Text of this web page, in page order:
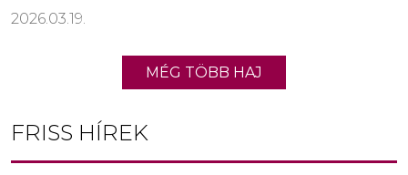
2026.03.19.
MÉG TÖBB HAJ
FRISS HÍREK